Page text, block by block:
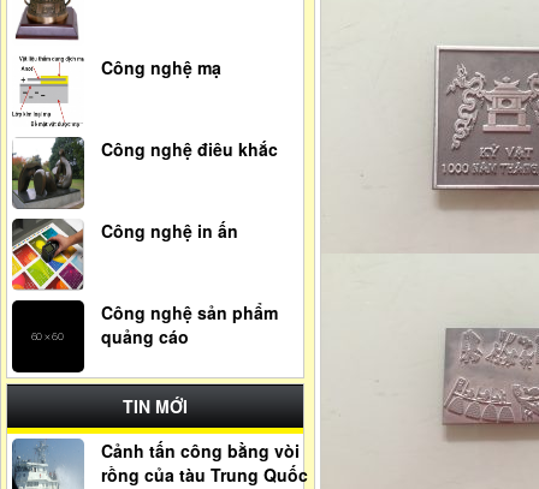
Công nghệ mạ
Công nghệ điêu khắc
Công nghệ in ấn
Công nghệ sản phẩm
quảng cáo
TIN MỚI
Cảnh tấn công bằng vòi
rồng của tàu Trung Quốc